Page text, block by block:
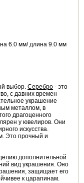
мм/ длина 9.0 мм
выбор. Серебро - это
с давних времен
украшение
металлом, в
драгоценного
у ювелиров. Они
искусства.
Это прочный и
дополнительной
вид украшения. Оно
защищает его
к царапинам.